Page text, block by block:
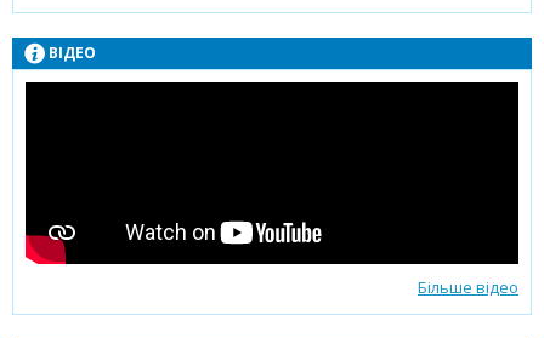
ВІДЕО
Більше відео